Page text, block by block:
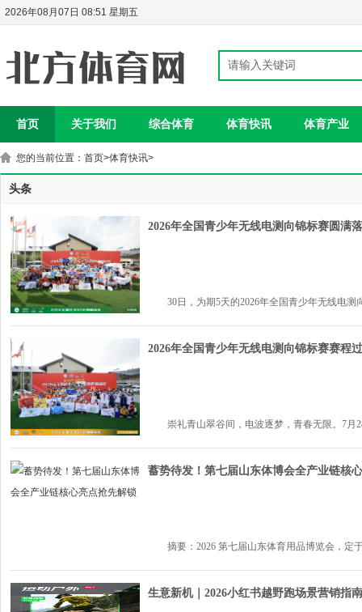
2026年08月07日 08:51 星期五
首页 关于我们 综合体育 体育快讯 体育产业
您的当前位置： 首页>体育快讯>
头条
2026年全国青少年无线电测向锦标赛圆满
30日，为期5天的2026年全国青少年无线电测
2026年全国青少年无线电测向锦标赛赛程
崇礼青山翠谷间，电波逐梦，青春无限。7月
蓄势待发！第七届山东体博会全产业链核
摘要：2026 第七届山东体育用品博览会，定
生意新机｜2026小红书越野跑场景营销指南